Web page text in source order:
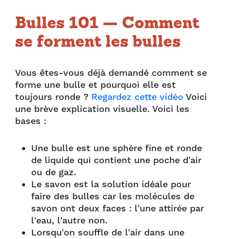
Bulles 101 — Comment
se forment les bulles
Vous êtes-vous déjà demandé comment se
forme une bulle et pourquoi elle est
toujours ronde ? Regardez cette vidéo Voici
une brève explication visuelle. Voici les
bases :
Une bulle est une sphère fine et ronde
de liquide qui contient une poche d'air
ou de gaz.
Le savon est la solution idéale pour
faire des bulles car les molécules de
savon ont deux faces : l'une attirée par
l'eau, l'autre non.
Lorsqu'on souffle de l'air dans une